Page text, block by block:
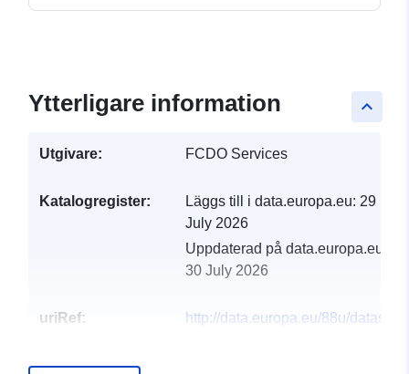
keyboard_arrow_up
Ytterligare information
Utgivare: FCDO Services
Katalogregister: Läggs till i data.europa.eu: 29
July 2026
Uppdaterad på data.europa.eu:
30 July 2026
uriRef:
http://data.europa.eu/88u/dataset/